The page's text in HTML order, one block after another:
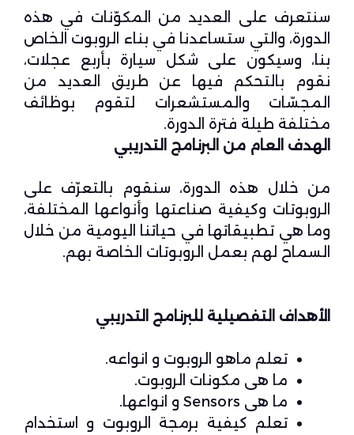
سنتعرف على العديد من المكوّنات في هذه
الدورة، والتي ستساعدنا في بناء الروبوت الخاص
بنا، وسيكون على شكل سيارة بأربع عجلات،
نقوم بالتحكم فيها عن طريق العديد من
المجسّات والمستشعرات لتقوم بوظائف
مختلفة طيلة فترة الدورة.
الهدف العام من البرنامج التدريبي
من خلال هذه الدورة، سنقوم بالتعرّف على
الروبوتات وكيفية صناعتها وأنواعها المختلفة،
وما هي تطبيقاتها في حياتنا اليومية من خلال
السماح لهم بعمل الروبوتات الخاصة بهم.
الأهداف التفصيلية للبرنامج التدريبي
تعلم ماهو الروبوت و انواعه.
ما هى مكونات الروبوت.
ما هى Sensors و انواعها.
تعلم كيفية برمجة الروبوت و استخدام